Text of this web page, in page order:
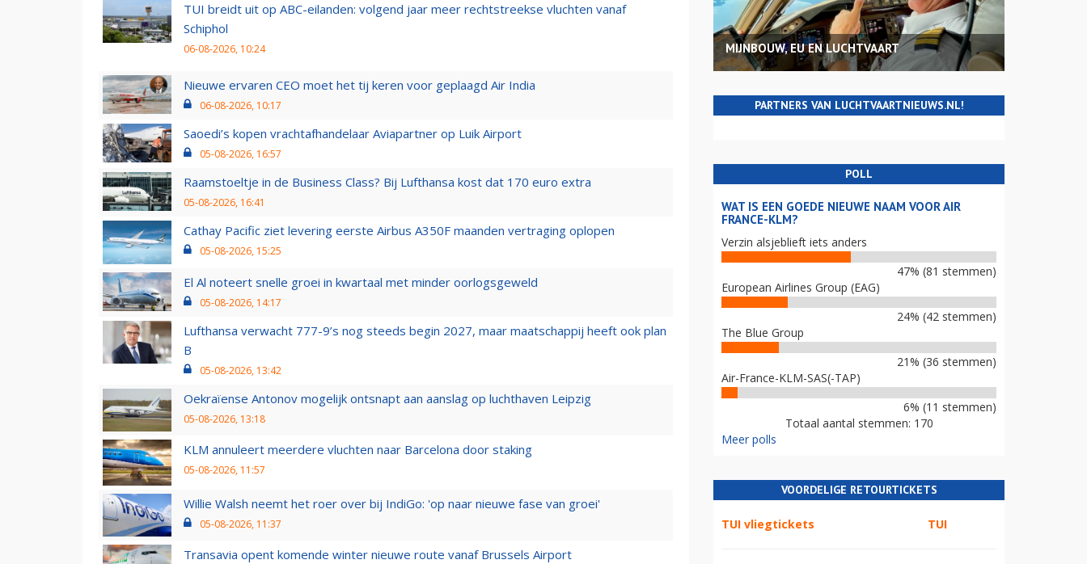
TUI breidt uit op ABC-eilanden: volgend jaar meer rechtstreekse vluchten vanaf
Schiphol
06-08-2026, 10:24
Nieuwe ervaren CEO moet het tij keren voor geplaagd Air India
06-08-2026, 10:17
Saoedi’s kopen vrachtafhandelaar Aviapartner op Luik Airport
05-08-2026, 16:57
Raamstoeltje in de Business Class? Bij Lufthansa kost dat 170 euro extra
05-08-2026, 16:41
Cathay Pacific ziet levering eerste Airbus A350F maanden vertraging oplopen
05-08-2026, 15:25
El Al noteert snelle groei in kwartaal met minder oorlogsgeweld
05-08-2026, 14:17
Lufthansa verwacht 777-9’s nog steeds begin 2027, maar maatschappij heeft ook plan
B
05-08-2026, 13:42
Oekraïense Antonov mogelijk ontsnapt aan aanslag op luchthaven Leipzig
05-08-2026, 13:18
KLM annuleert meerdere vluchten naar Barcelona door staking
05-08-2026, 11:57
Willie Walsh neemt het roer over bij IndiGo: 'op naar nieuwe fase van groei'
05-08-2026, 11:37
Transavia opent komende winter nieuwe route vanaf Brussels Airport
MIJNBOUW, EU EN LUCHTVAART
PARTNERS VAN LUCHTVAARTNIEUWS.NL!
POLL
WAT IS EEN GOEDE NIEUWE NAAM VOOR AIR
FRANCE-KLM?
Verzin alsjeblieft iets anders
47% (81 stemmen)
European Airlines Group (EAG)
24% (42 stemmen)
The Blue Group
21% (36 stemmen)
Air-France-KLM-SAS(-TAP)
6% (11 stemmen)
Totaal aantal stemmen: 170
Meer polls
VOORDELIGE RETOURTICKETS
TUI vliegtickets TUI